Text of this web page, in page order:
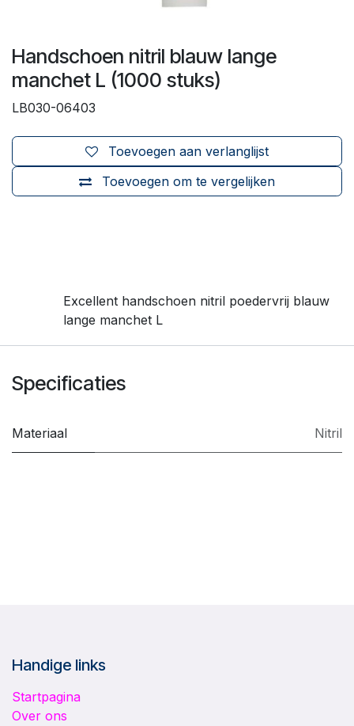
Handschoen nitril blauw lange
manchet L (1000 stuks)
LB030-06403
Toevoegen om te vergelijken
Toevoegen aan verlanglijst
Excellent handschoen nitril poedervrij blauw
lange manchet L
Specificaties
Materiaal Nitril
Handige links
Startpagina
Over ons